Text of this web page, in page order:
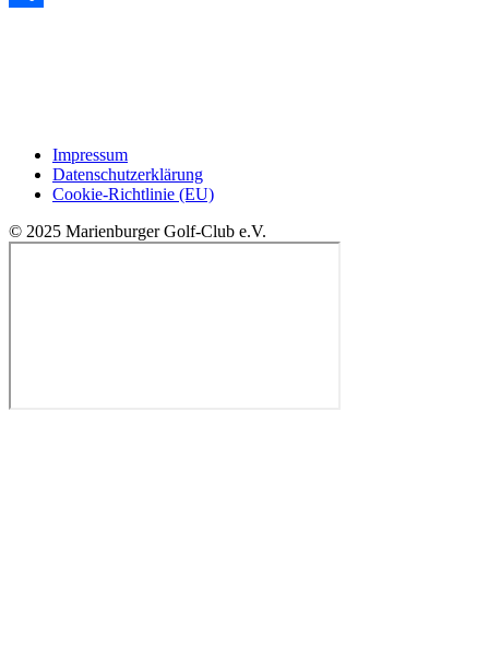
Impressum
Datenschutzerklärung
Cookie-Richtlinie (EU)
© 2025 Marienburger Golf-Club e.V.